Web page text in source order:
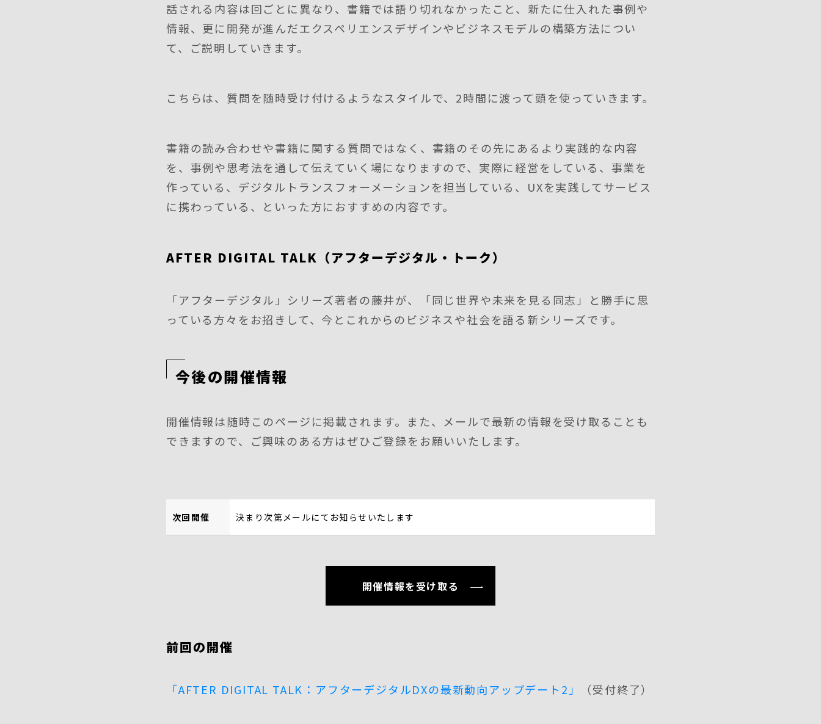
話される内容は回ごとに異なり、書籍では語り切れなかったこと、新たに仕入れた事例や
情報、更に開発が進んだエクスペリエンスデザインやビジネスモデルの構築方法につい
て、ご説明していきます。
こちらは、質問を随時受け付けるようなスタイルで、2時間に渡って頭を使っていきます。
書籍の読み合わせや書籍に関する質問ではなく、書籍のその先にあるより実践的な内容
を、事例や思考法を通して伝えていく場になりますので、実際に経営をしている、事業を
作っている、デジタルトランスフォーメーションを担当している、UXを実践してサービス
に携わっている、といった方におすすめの内容です。
AFTER DIGITAL TALK（アフターデジタル・トーク）
「アフターデジタル」シリーズ著者の藤井が、「同じ世界や未来を見る同志」と勝手に思
っている方々をお招きして、今とこれからのビジネスや社会を語る新シリーズです。
今後の開催情報
開催情報は随時このページに掲載されます。また、メールで最新の情報を受け取ることも
できますので、ご興味のある方はぜひご登録をお願いいたします。
次回開催 決まり次第メールにてお知らせいたします
開催情報を受け取る
前回の開催
「AFTER DIGITAL TALK：アフターデジタルDXの最新動向アップデート2」 （受付終了）